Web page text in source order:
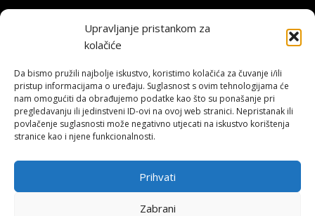
Upravljanje pristankom za
kolačiće
Da bismo pružili najbolje iskustvo, koristimo kolačića za čuvanje i/ili
pristup informacijama o uređaju. Suglasnost s ovim tehnologijama će
nam omogućiti da obrađujemo podatke kao što su ponašanje pri
pregledavanju ili jedinstveni ID-ovi na ovoj web stranici. Nepristanak ili
povlačenje suglasnosti može negativno utjecati na iskustvo korištenja
stranice kao i njene funkcionalnosti.
Prihvati
Zabrani
Hohnjec Sport je jedini ovlašteni Shimano servisni centar u Hrvatskoj.
Naručite se već danas i osigurajte originalne rezervne dijelove i
vrhunsku, certificiranu uslugu.
ONLINE KUPNJA
Uvjeti poslovanja
Povrat i reklamacije